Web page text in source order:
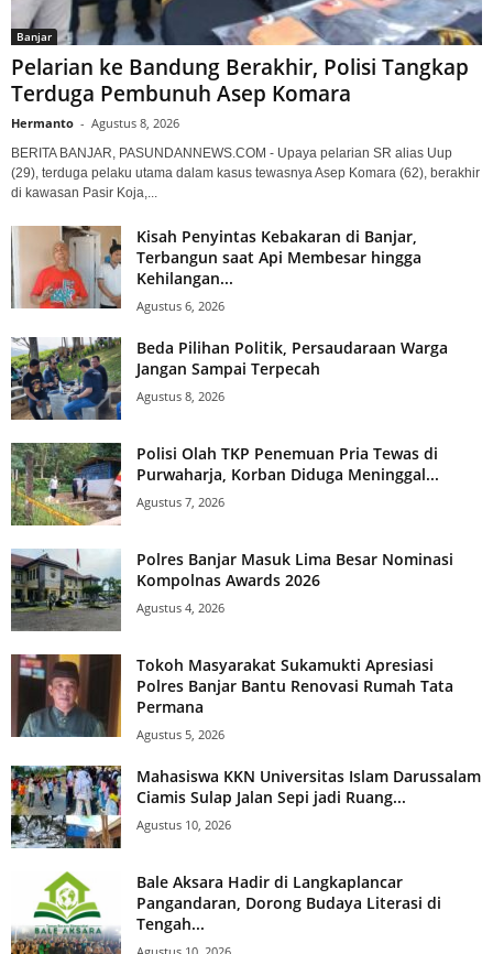
Banjar
Pelarian ke Bandung Berakhir, Polisi Tangkap
Terduga Pembunuh Asep Komara
Hermanto - Agustus 8, 2026
BERITA BANJAR, PASUNDANNEWS.COM - Upaya pelarian SR alias Uup
(29), terduga pelaku utama dalam kasus tewasnya Asep Komara (62), berakhir
di kawasan Pasir Koja,...
Kisah Penyintas Kebakaran di Banjar,
Terbangun saat Api Membesar hingga
Kehilangan...
Agustus 6, 2026
Beda Pilihan Politik, Persaudaraan Warga
Jangan Sampai Terpecah
Agustus 8, 2026
Polisi Olah TKP Penemuan Pria Tewas di
Purwaharja, Korban Diduga Meninggal...
Agustus 7, 2026
Polres Banjar Masuk Lima Besar Nominasi
Kompolnas Awards 2026
Agustus 4, 2026
Tokoh Masyarakat Sukamukti Apresiasi
Polres Banjar Bantu Renovasi Rumah Tata
Permana
Agustus 5, 2026
Mahasiswa KKN Universitas Islam Darussalam
Ciamis Sulap Jalan Sepi jadi Ruang...
Agustus 10, 2026
Bale Aksara Hadir di Langkaplancar
Pangandaran, Dorong Budaya Literasi di
Tengah...